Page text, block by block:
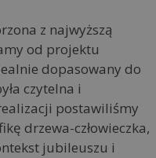
z najwyższą
od projektu
dopasowany do
czytelna i
postawiliśmy
drzewa-człowieczka,
jubileuszu i